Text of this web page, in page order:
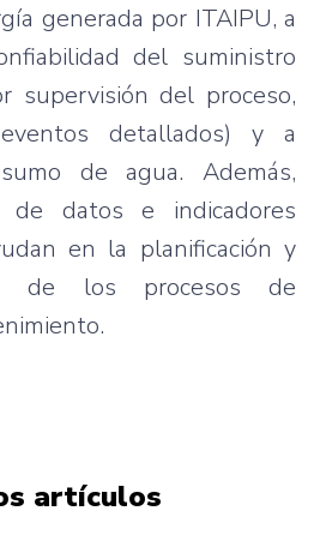
generada por ITAIPU, a
del suministro
supervisión del proceso,
detallados) y a
de agua. Además,
de datos e indicadores
en la planificación y
de los procesos de
artículos